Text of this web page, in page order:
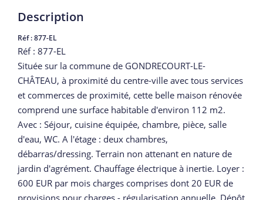
Description
Réf : 877-EL
Réf : 877-EL
Située sur la commune de GONDRECOURT-LE-
CHÂTEAU, à proximité du centre-ville avec tous services
et commerces de proximité, cette belle maison rénovée
comprend une surface habitable d'environ 112 m2.
Avec : Séjour, cuisine équipée, chambre, pièce, salle
d'eau, WC. A l'étage : deux chambres,
débarras/dressing. Terrain non attenant en nature de
jardin d'agrément. Chauffage électrique à inertie. Loyer :
600 EUR par mois charges comprises dont 20 EUR de